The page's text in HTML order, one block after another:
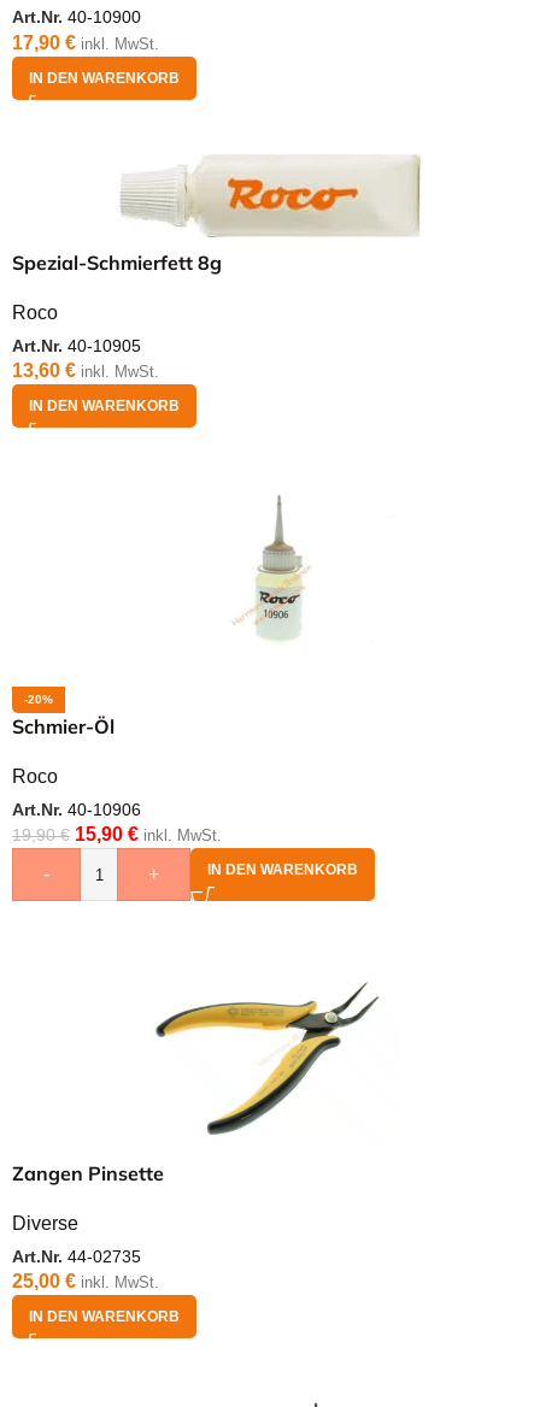
Art.Nr. 40-10900
17,90 € inkl. MwSt.
IN DEN WARENKORB
Spezial-Schmierfett 8g
Roco
Art.Nr. 40-10905
13,60 € inkl. MwSt.
IN DEN WARENKORB
-20%
Schmier-Öl
Roco
Art.Nr. 40-10906
19,90€ 15,90 € inkl. MwSt.
- + IN DEN WARENKORB
Zangen Pinsette
Diverse
Art.Nr. 44-02735
25,00 € inkl. MwSt.
IN DEN WARENKORB